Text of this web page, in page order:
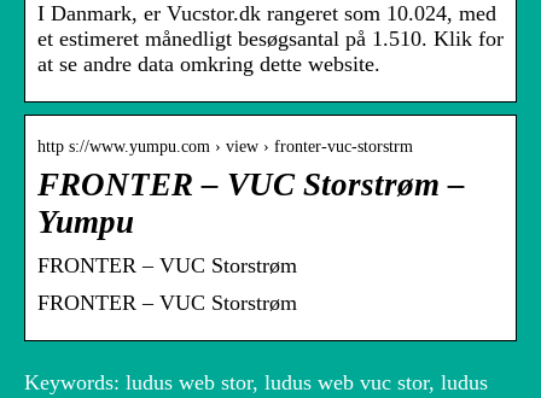
I Danmark, er Vucstor.dk rangeret som 10.024, med
et estimeret månedligt besøgsantal på 1.510. Klik for
at se andre data omkring dette website.
http s://www.yumpu.com › view › fronter-vuc-storstrm
FRONTER – VUC Storstrøm –
Yumpu
FRONTER – VUC Storstrøm
FRONTER – VUC Storstrøm
Keywords: ludus web stor, ludus web vuc stor, ludus